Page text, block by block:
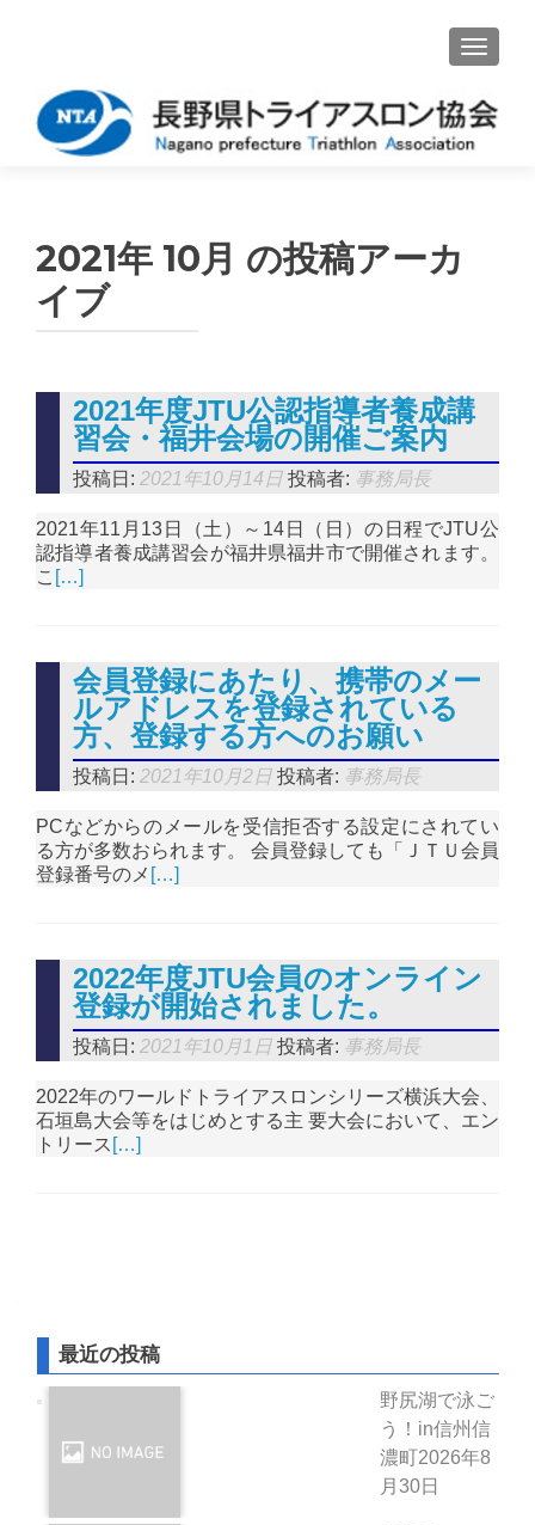
ナビゲ
2021年 10月 の投稿アーカ
イブ
2021年度JTU公認指導者養成講
習会・福井会場の開催ご案内
投稿日:2021年10月14日 投稿者: 事務局長
2021年11月13日（土）～14日（日）の日程でJTU公
認指導者養成講習会が福井県福井市で開催されます。
こ […]
会員登録にあたり、携帯のメー
ルアドレスを登録されている
方、登録する方へのお願い
投稿日:2021年10月2日 投稿者: 事務局長
PCなどからのメールを受信拒否する設定にされてい
る方が多数おられます。 会員登録しても「ＪＴＵ会員
登録番号のメ […]
2022年度JTU会員のオンライン
登録が開始されました。
投稿日:2021年10月1日 投稿者: 事務局長
2022年のワールドトライアスロンシリーズ横浜大会、
石垣島大会等をはじめとする主 要大会において、エン
トリース […]
最近の投稿
野尻湖で泳ご
う！in信州信
濃町 2026年8
月30日